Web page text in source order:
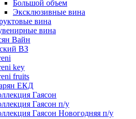
Большой объем
Эксклюзивные вина
вина
вина
Вайн
ВЗ
key
fruits
ЕКД
Гаясон
Гаясон п/у
Гаясон Новогодняя п/у